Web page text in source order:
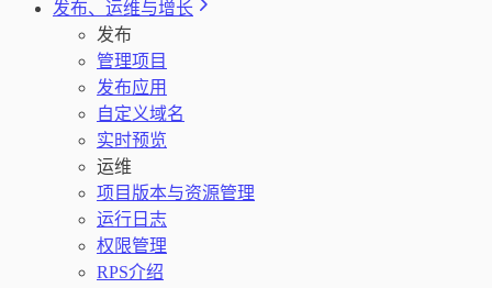
发布、运维与增长
发布
管理项目
发布应用
自定义域名
实时预览
运维
项目版本与资源管理
运行日志
权限管理
RPS介绍